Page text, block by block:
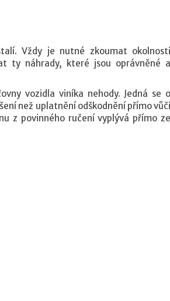
Vždy je nutné zkoumat okolnosti
ty náhrady, které jsou oprávněné a
vozidla viníka nehody. Jedná se o
než uplatnění odškodnění přímo vůči
z povinného ručení vyplývá přímo ze